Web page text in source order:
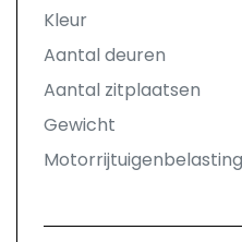
Kleur
Aantal deuren
Aantal zitplaatsen
Gewicht
Motorrijtuigenbelasting